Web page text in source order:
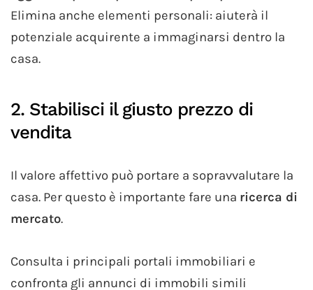
Elimina anche elementi personali: aiuterà il
potenziale acquirente a immaginarsi dentro la
casa.
2. Stabilisci il giusto prezzo di
vendita
Il valore affettivo può portare a sopravvalutare la
casa. Per questo è importante fare una ricerca di
mercato.
Consulta i principali portali immobiliari e
confronta gli annunci di immobili simili